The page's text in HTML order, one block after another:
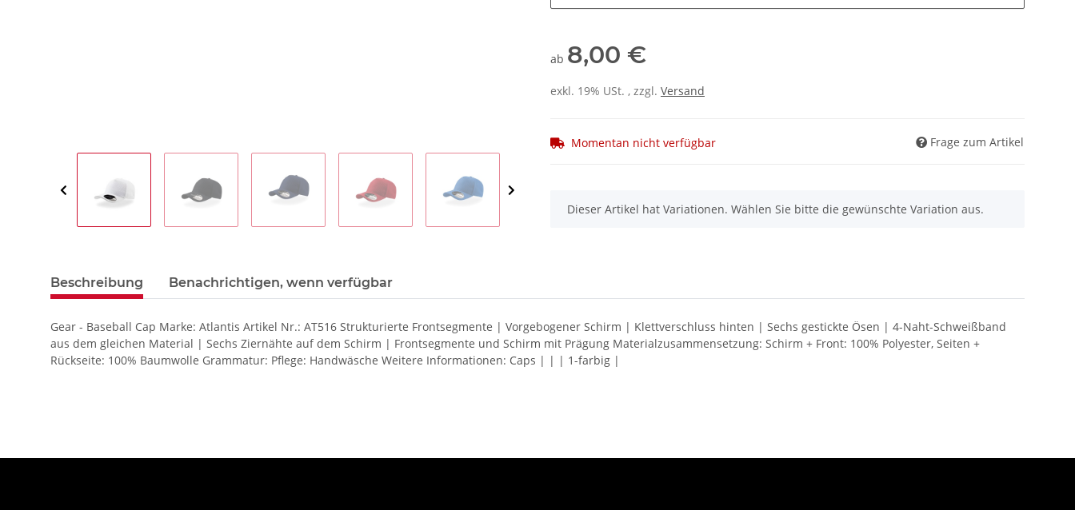
ab 8,00 €
exkl. 19% USt. , zzgl. Versand
Momentan nicht verfügbar Frage zum Artikel
x
Dieser Artikel hat Variationen. Wählen Sie bitte die gewünschte Variation aus.
Beschreibung Benachrichtigen, wenn verfügbar
Gear - Baseball Cap Marke: Atlantis Artikel Nr.: AT516 Strukturierte Frontsegmente | Vorgebogener Schirm | Klettverschluss hinten | Sechs gestickte Ösen | 4-Naht-Schweißband
aus dem gleichen Material | Sechs Ziernähte auf dem Schirm | Frontsegmente und Schirm mit Prägung Materialzusammensetzung: Schirm + Front: 100% Polyester, Seiten +
Rückseite: 100% Baumwolle Grammatur: Pflege: Handwäsche Weitere Informationen: Caps | | | 1-farbig |